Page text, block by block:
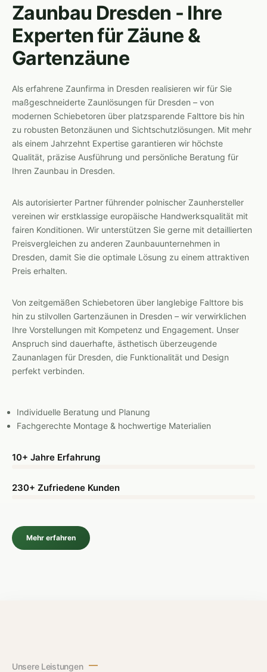
Zaunbau Dresden - Ihre
Experten für Zäune &
Gartenzäune
Als erfahrene Zaunfirma in Dresden realisieren wir für Sie
maßgeschneiderte Zaunlösungen für Dresden – von
modernen Schiebetoren über platzsparende Falttore bis hin
zu robusten Betonzäunen und Sichtschutzlösungen. Mit mehr
als einem Jahrzehnt Expertise garantieren wir höchste
Qualität, präzise Ausführung und persönliche Beratung für
Ihren Zaunbau in Dresden.
Als autorisierter Partner führender polnischer Zaunhersteller
vereinen wir erstklassige europäische Handwerksqualität mit
fairen Konditionen. Wir unterstützen Sie gerne mit detaillierten
Preisvergleichen zu anderen Zaunbauunternehmen in
Dresden, damit Sie die optimale Lösung zu einem attraktiven
Preis erhalten.
Von zeitgemäßen Schiebetoren über langlebige Falttore bis
hin zu stilvollen Gartenzäunen in Dresden – wir verwirklichen
Ihre Vorstellungen mit Kompetenz und Engagement. Unser
Anspruch sind dauerhafte, ästhetisch überzeugende
Zaunanlagen für Dresden, die Funktionalität und Design
perfekt verbinden.
Individuelle Beratung und Planung
Fachgerechte Montage & hochwertige Materialien
10+ Jahre Erfahrung
230+ Zufriedene Kunden
Mehr erfahren
Unsere Leistungen